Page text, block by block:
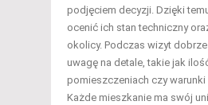
podjęciem decyzji. Dzięki
ocenić ich stan techniczny
okolicy. Podczas wizyt
uwagę na detale, takie jak
pomieszczeniach czy warunki
Każde mieszkanie ma swój